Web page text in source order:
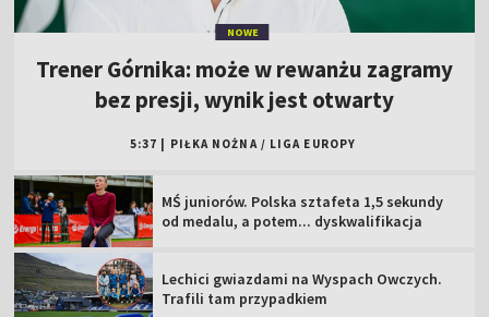
NOWE
Trener Górnika: może w rewanżu zagramy
bez presji, wynik jest otwarty
5:37 PIŁKA NOŻNA / LIGA EUROPY
MŚ juniorów. Polska sztafeta 1,5 sekundy
od medalu, a potem... dyskwalifikacja
Lechici gwiazdami na Wyspach Owczych.
Trafili tam przypadkiem